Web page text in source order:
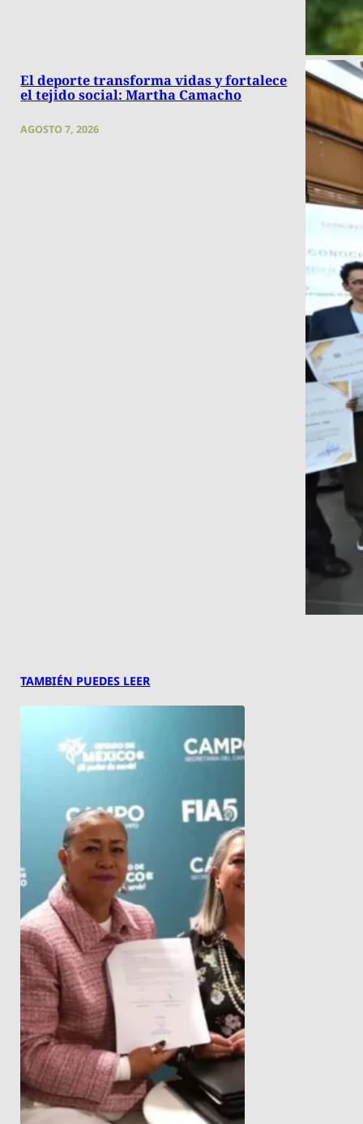
El deporte transforma vidas y fortalece
el tejido social: Martha Camacho
AGOSTO 7, 2026
TAMBIÉN PUEDES LEER